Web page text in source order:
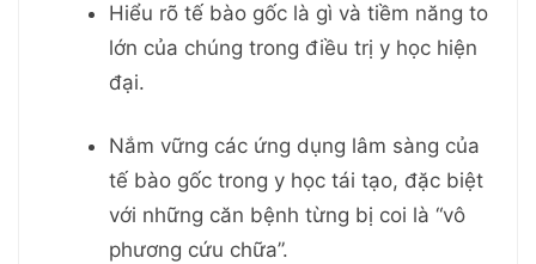
Hiểu rõ tế bào gốc là gì và tiềm năng to
lớn của chúng trong điều trị y học hiện
đại.
Nắm vững các ứng dụng lâm sàng của
tế bào gốc trong y học tái tạo, đặc biệt
với những căn bệnh từng bị coi là “vô
phương cứu chữa”.